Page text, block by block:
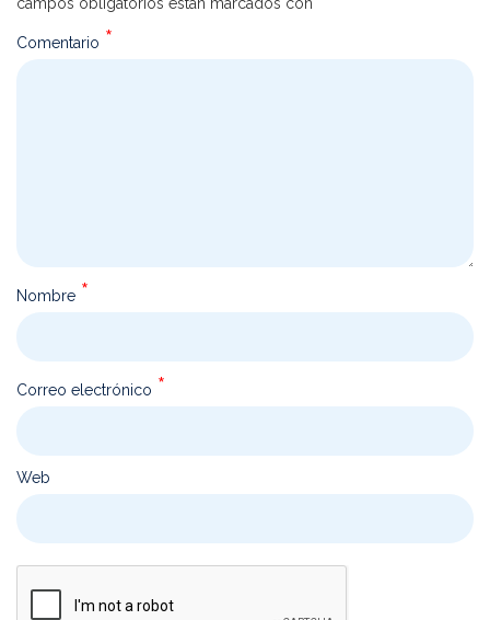
Comentario *
Nombre *
Correo electrónico *
Web